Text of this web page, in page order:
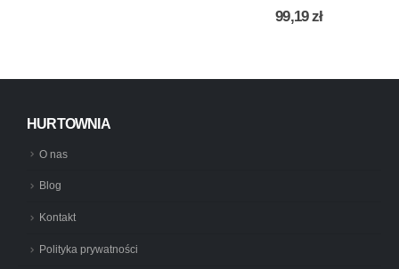
out of 5
99,19zł
HURTOWNIA
O nas
Blog
Kontakt
Polityka prywatności